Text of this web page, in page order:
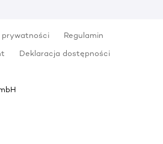
prywatności
Regulamin
Deklaracja dostępności